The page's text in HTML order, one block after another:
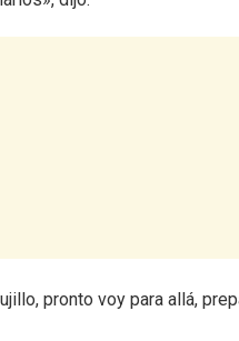
pronto voy para allá,